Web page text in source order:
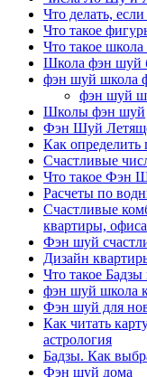
Что делать,
Что такое
Что такое
Школа фэн шуй
фэн шуй школа
фэн шуй
Школы фэн шуй
Фэн Шуй
Как определить
Счастливые
Что такое Фэн
Расчеты по
Счастливые
квартиры, офиса
Фэн шуй
Дизайн
Что такое
фэн шуй школа
Фэн шуй для
Как читать
астрология
Бадзы. Как
Фэн шуй дома